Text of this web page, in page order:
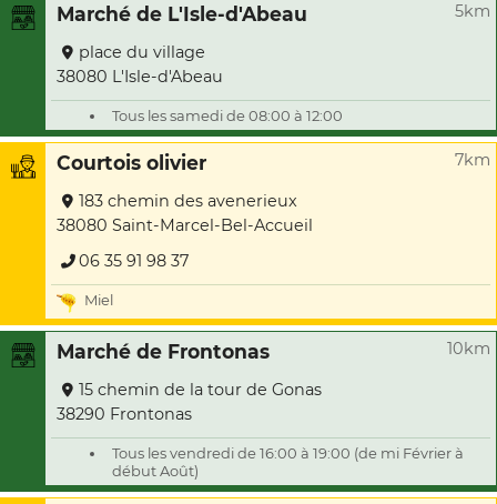
Marché de L'Isle-d'Abeau 5km
place du village
38080 L'Isle-d'Abeau
Tous les samedi de 08:00 à 12:00
Courtois olivier 7km
183 chemin des avenerieux
38080 Saint-Marcel-Bel-Accueil
06 35 91 98 37
Miel
Marché de Frontonas 10km
15 chemin de la tour de Gonas
38290 Frontonas
Tous les vendredi de 16:00 à 19:00 (de mi Février à
début Août)